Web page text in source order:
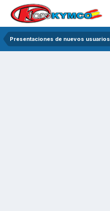
Presentaciones de nuevos usuarios